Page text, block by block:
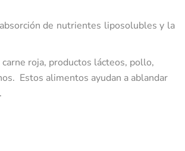
de nutrientes liposolubles y la
roja, productos lácteos, pollo,
Estos alimentos ayudan a ablandar